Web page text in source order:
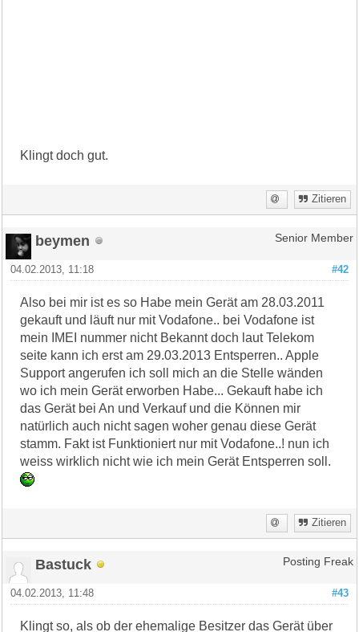
Klingt doch gut.
Zitieren
beymen Senior Member
#42
04.02.2013, 11:18
Also bei mir ist es so Habe mein Gerät am 28.03.2011
gekauft und läuft nur mit Vodafone.. bei Vodafone ist
mein IMEI nummer nicht Bekannt doch laut Telekom
seite kann ich erst am 29.03.2013 Entsperren.. Apple
Support angerufen ich soll mich an die Stelle wänden
wo ich mein Gerät erworben Habe... Gekauft habe ich
das Gerät bei An und Verkauf und die Können mir
natürlich auch nicht sagen woher genau diese Gerät
stamm. Fakt ist Funktioniert nur mit Vodafone..! nun ich
weiss wirklich nicht wie ich mein Gerät Entsperren soll.
Zitieren
Bastuck Posting Freak
#43
04.02.2013, 11:48
Klingt so, als ob der ehemalige Besitzer das Gerät über